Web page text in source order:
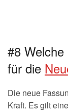
#8
für die
Die neue
Kraft. Es gilt